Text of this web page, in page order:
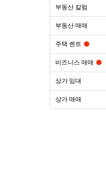
부동산 칼럼
부동산 매매
주택 렌트
비즈니스 매매
상가 임대
상가 매매